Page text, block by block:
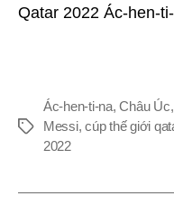
Qatar 2022 Ác-hen-
Thẻ
Ác-hen-ti-na,Châu Úc
Messi,cúp thế giới
2022